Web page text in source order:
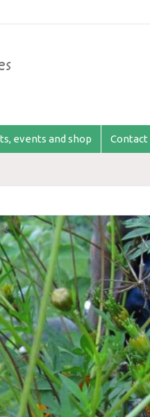
events and shop Contact